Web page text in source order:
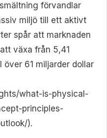
förvandlar
miljö till ett aktivt
spår att marknaden
växa från 5,41
61 miljarder dollar
what-is-physical-
principles-
).